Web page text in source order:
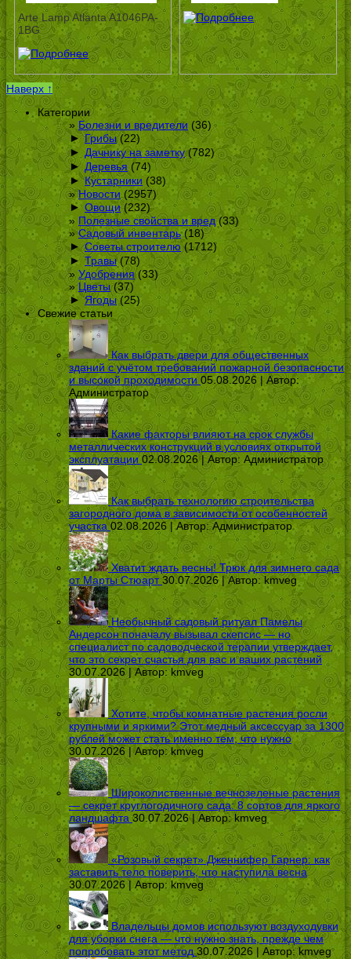
Arte Lamp Atlanta A1046PA-
1BG
Наверх ↑
Категории
Болезни и вредители (36)
► Грибы(22)
► Дачнику на заметку(782)
► Деревья (74)
► Кустарники (38)
Новости(2957)
► Овощи(232)
Полезные свойства и вред(33)
Садовый инвентарь(18)
► Советы строителю(1712)
► Травы(78)
Удобрения(33)
Цветы(37)
► Ягоды(25)
Свежие статьи
Как выбрать двери для общественных
зданий с учётом требований пожарной безопасности
и высокой проходимости 05.08.2026 | Автор:
Администратор
Какие факторы влияют на срок службы
металлических конструкций в условиях открытой
эксплуатации 02.08.2026 | Автор: Администратор
Как выбрать технологию строительства
загородного дома в зависимости от особенностей
участка 02.08.2026 | Автор:Администратор
Хватит ждать весны! Трюк для зимнего сада
от Марты Стюарт 30.07.2026 | Автор:kmveg
Необычный садовый ритуал Памелы
Андерсон поначалу вызывал скепсис — но
специалист по садоводческой терапии утверждает,
что это секрет счастья для вас и ваших растений
30.07.2026 | Автор: kmveg
Хотите, чтобы комнатные растения росли
крупными и яркими? Этот медный аксессуар за 1300
рублей может стать именно тем, что нужно
30.07.2026 | Автор:kmveg
Широколиственные вечнозеленые растения
— секрет круглогодичного сада: 8 сортов для яркого
ландшафта 30.07.2026 | Автор:kmveg
«Розовый секрет» Дженнифер Гарнер: как
заставить тело поверить, что наступила весна
30.07.2026 | Автор: kmveg
Владельцы домов используют воздуходувки
для уборки снега — что нужно знать, прежде чем
попробовать этот метод 30.07.2026 | Автор:kmveg